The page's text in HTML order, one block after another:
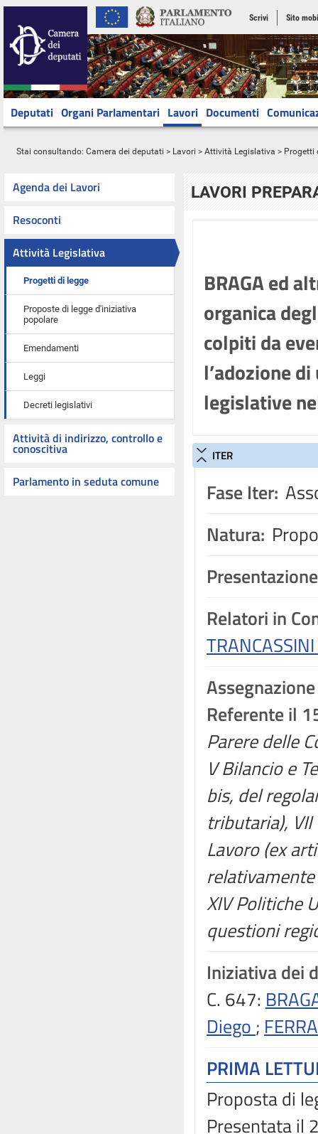
Scrivi Sito
Deputati Organi Parlamentari Lavori Documenti
Stai consultando: Camera dei deputati > Lavori > Attività Legislativa > Progetti
Agenda dei Lavori
Resoconti
Attività Legislativa
Progetti di legge
Proposte di legge d'iniziativa
popolare
Emendamenti
Leggi
Decreti legislativi
Attività di indirizzo, controllo e
conoscitiva
Parlamento in seduta comune
LAVORI
BRAGA ed
organica
colpiti da
l’adozione
legislative
ITER
Fase Iter:
Natura:
Relatori in
Assegnazione
Referente il
Parere delle
V Bilancio e
bis, del
tributaria),
Lavoro (ex
XIV Politiche
questioni
Iniziativa dei
C. 647:
Diego ;
PRIMA
Proposta di
Presentata il